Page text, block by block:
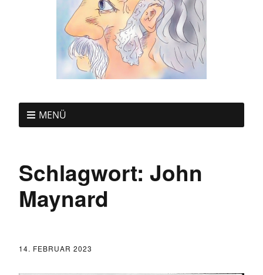
MENÜ
Schlagwort: John
Maynard
14. FEBRUAR 2023